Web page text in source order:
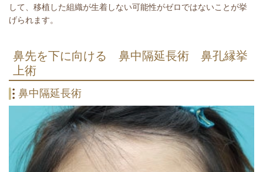
して、移植した組織が生着しない可能性がゼロではないことが挙
げられます。
鼻先を下に向ける 鼻中隔延長術 鼻孔縁挙
上術
鼻中隔延長術